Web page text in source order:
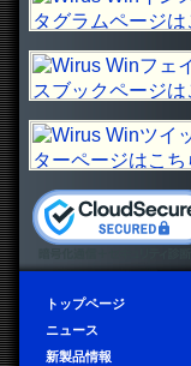
トップページ
ニュース
新製品情報